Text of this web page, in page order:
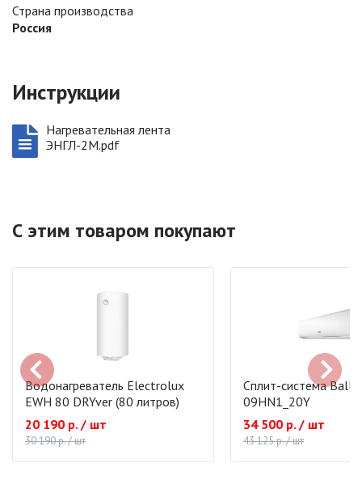
Страна производства
Россия
Инструкции
Нагревательная лента
ЭНГЛ-2М.pdf
С этим товаром покупают
Водонагреватель Electrolux
EWH 80 DRYver (80 литров)
20 190 р. / шт
30 190 р. / шт
Сплит-система Ballu
09HN1_20Y
34 500 р. / шт
43 125 р. / шт